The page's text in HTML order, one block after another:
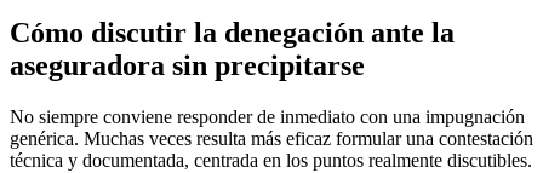
Cómo discutir la denegación ante la
aseguradora sin precipitarse
No siempre conviene responder de inmediato con una impugnación
genérica. Muchas veces resulta más eficaz formular una contestación
técnica y documentada, centrada en los puntos realmente discutibles.